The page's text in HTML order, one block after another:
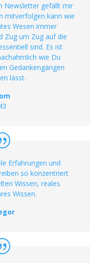
Newsletter gefällt mir
mitverfolgen kann wie
Wesen immer
Zug um Zug auf die
sind. Es ist
wie Du
Gedankengängen
lässt.
Erfahrungen und
so konzentriert
Wissen, reales
Wissen.